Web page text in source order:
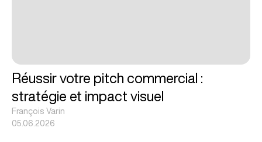
Réussir votre pitch commercial :
stratégie et impact visuel
François Varin
05.06.2026